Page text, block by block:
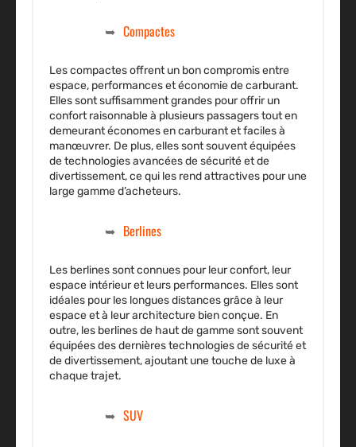
Compactes
Les compactes offrent un bon compromis entre
espace, performances et économie de carburant.
Elles sont suffisamment grandes pour offrir un
confort raisonnable à plusieurs passagers tout en
demeurant économes en carburant et faciles à
manœuvrer. De plus, elles sont souvent équipées
de technologies avancées de sécurité et de
divertissement, ce qui les rend attractives pour une
large gamme d’acheteurs.
Berlines
Les berlines sont connues pour leur confort, leur
espace intérieur et leurs performances. Elles sont
idéales pour les longues distances grâce à leur
espace et à leur architecture bien conçue. En
outre, les berlines de haut de gamme sont souvent
équipées des dernières technologies de sécurité et
de divertissement, ajoutant une touche de luxe à
chaque trajet.
SUV